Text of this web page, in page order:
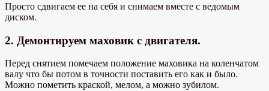
Просто сдвигаем ее на себя и снимаем вместе с ведомым
диском.
2. Демонтируем маховик с двигателя.
Перед снятием помечаем положение маховика на коленчатом
валу что бы потом в точности поставить его как и было.
Можно пометить краской, мелом, а можно зубилом.